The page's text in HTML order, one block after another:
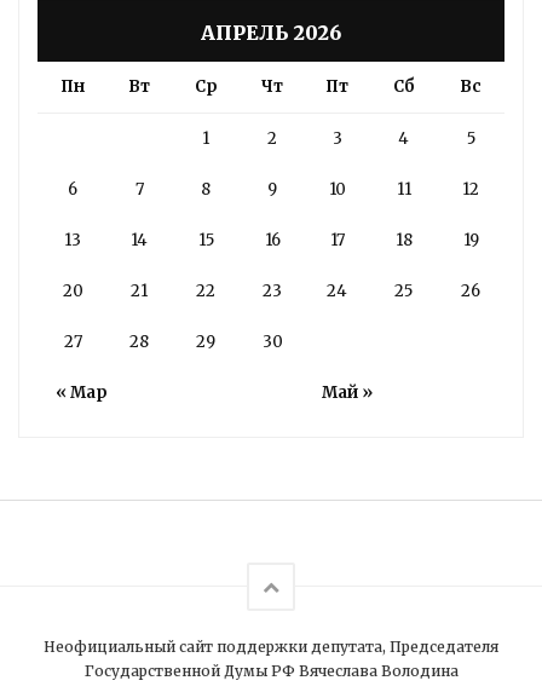
АПРЕЛЬ 2026
Пн Вт Ср Чт Пт Сб Вс
« Мар Май »
1 2 3 4 5
6 7 8 9 10 11 12
13 14 15 16 17 18 19
20 21 22 23 24 25 26
27 28 29 30
Неофициальный сайт поддержки депутата, Председателя
Государственной Думы РФ Вячеслава Володина